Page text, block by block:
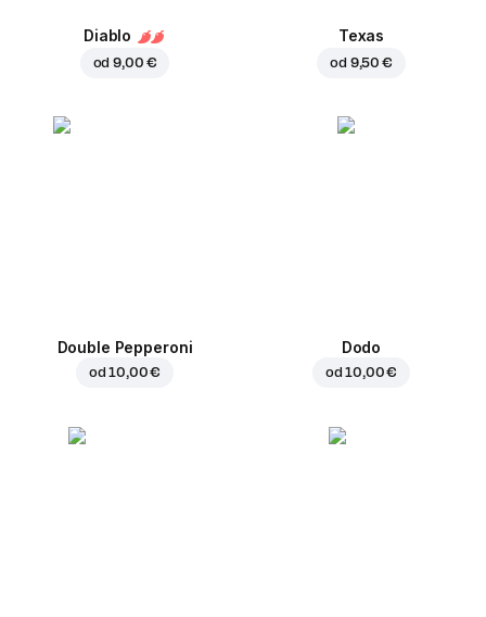
Diablo
od9,00 €
Texas
od 9,50 €
Double Pepperoni
od10,00 €
Dodo
od10,00 €